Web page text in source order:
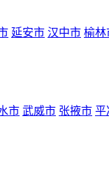
延安市 汉中市 榆林
市 武威市 张掖市 平